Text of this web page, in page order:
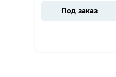
Под заказ